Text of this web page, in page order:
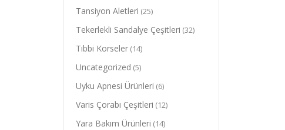
Tansiyon Aletleri (25)
Tekerlekli Sandalye Çeşitleri (32)
Tıbbi Korseler (14)
Uncategorized (5)
Uyku Apnesi Ürünleri (6)
Varis Çorabı Çeşitleri (12)
Yara Bakım Ürünleri (14)